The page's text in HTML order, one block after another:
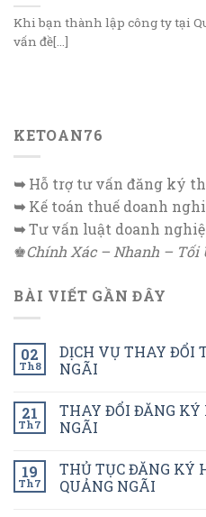
Khi bạn thành lập công ty tại
vấn đề[...]
KETOAN76
➥Hỗ trợ tư vấn đăng ký
➥Kế toán thuế doanh
➥Tư vấn luật doanh
♚Chính Xác – Nhanh – Tối
BÀI VIẾT GẦN ĐÂY
02
Th8
DỊCH VỤ THAY ĐỔI
NGÃI
21
Th7
THAY ĐỔI ĐĂNG
NGÃI
19
Th7
THỦ TỤC ĐĂNG KÝ
QUẢNG NGÃI